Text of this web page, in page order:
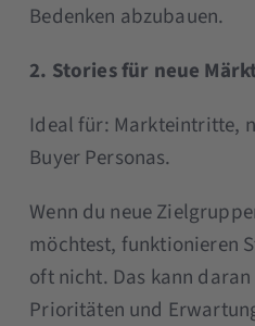
Bedenken abzubauen.
2. Stories für neue
Ideal für: Markteintritte,
Buyer Personas.
Wenn du neue
möchtest, funktionieren
oft nicht. Das kann
Prioritäten und